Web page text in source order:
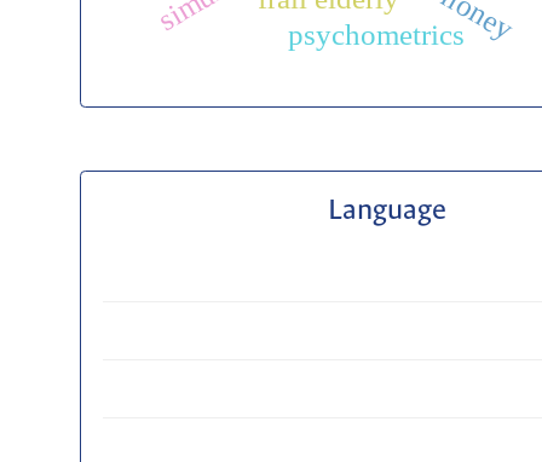
psychometrics
Language